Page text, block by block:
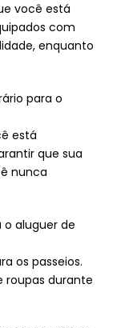
você está
com
enquanto
para o
está
que sua
nunca
aluguer de
os passeios.
roupas durante